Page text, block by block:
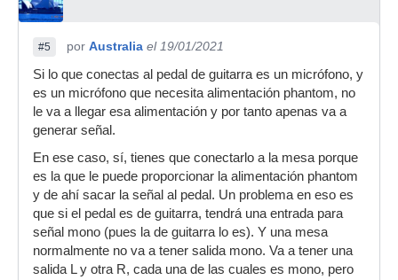
#5 por Australia el 19/01/2021
Si lo que conectas al pedal de guitarra es un micrófono, y
es un micrófono que necesita alimentación phantom, no
le va a llegar esa alimentación y por tanto apenas va a
generar señal.
En ese caso, sí, tienes que conectarlo a la mesa porque
es la que le puede proporcionar la alimentación phantom
y de ahí sacar la señal al pedal. Un problema en eso es
que si el pedal es de guitarra, tendrá una entrada para
señal mono (pues la de guitarra lo es). Y una mesa
normalmente no va a tener salida mono. Va a tener una
salida L y otra R, cada una de las cuales es mono, pero